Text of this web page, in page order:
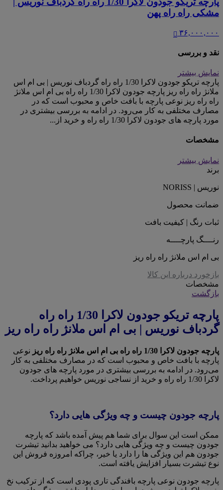
مشکی راه راه پهن
۳۶,۰۰۰,۰۰۰
نقد و بررسی
نمایش بیشتر
پارچه تریکو جودون لاکرا 1/30 راه راه گردباف نوریس | بی ام اس
ملانژ راه راه ریز پارچه جودون لاکرا 1/30 راه راه بی ام اس ملانژ
راه راه ریز نوعی پارچه با بافت خاص و محبوب است که در
مصارف مختلفی به کار می‌رود. در ادامه به بررسی بیشتری در
مورد پارچه های جودون لاکرا 1/30 راه راه و خرید از...
مشخصات
نمایش بیشتر
برند
نوریس | NORISS
ضمانت محصول
ثبات رنگ | کیفیت بافت
رنــــگ پارچــــه
بی ام اس ملانژ راه راه ریز
بازخورد درباره این کالا
مشخصات
بازگشت
پارچه تریکو جودون لاکرا 1/30 راه راه
گردباف نوریس | بی ام اس ملانژ راه راه ریز
پارچه جودون لاکرا 1/30 راه راه بی ام اس ملانژ راه راه ریز
نوعی
پارچه با بافت خاص و محبوب است که در مصارف مختلفی به کار
می‌رود. در ادامه به بررسی بیشتری در مورد پارچه های جودون
لاکرا 1/30 راه راه و خرید از نساجی نوریس خواهیم پرداخت.
پارچه جودون چیست و چه ویژگی هایی دارد؟
ممکن است این سوال برای شما هم پیش آمده باشد که پارچه
جودون چیست و چه ویژگی هایی دارد؟ می خواهید بدانید تیشرت
جودون هم این ویژگی ها را دارد یا خیر، چراکه امروزه فروش این
نوع تیشرت بسیار افزایش یافته است.
پارچه جودون نوعی پارچه بافندگی تاری پودی است که از ترکیب نخ